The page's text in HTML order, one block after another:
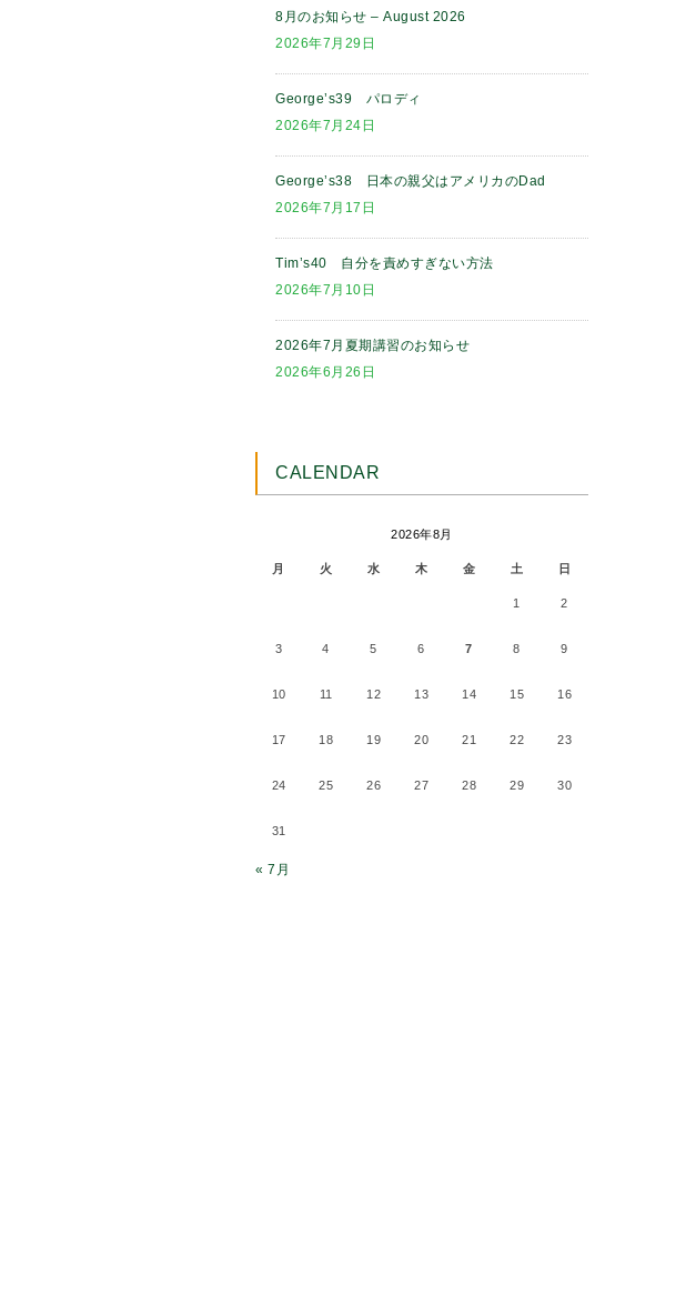
8月のお知らせ – August 2026
2026年7月29日
George’s39 パロディ
2026年7月24日
George’s38 日本の親父はアメリカのDad
2026年7月17日
Tim’s40 自分を責めすぎない方法
2026年7月10日
2026年7月夏期講習のお知らせ
2026年6月26日
CALENDAR
2026年8月
月 火 水 木 金 土 日
1 2
3 4 5 6 7 8 9
10 11 12 13 14 15 16
17 18 19 20 21 22 23
24 25 26 27 28 29 30
31
« 7月